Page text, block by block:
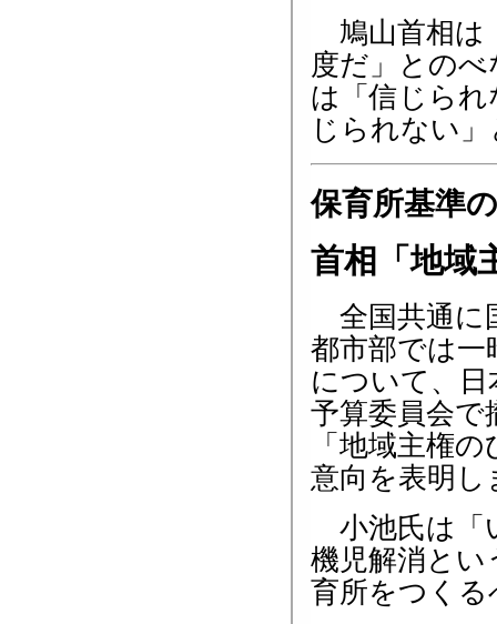
鳩山首相は
度だ」との
は「信じら
じられない
保育所基準
首相「地域
全国共通に
都市部では一
について、日
予算委員会で
「地域主権
意向を表明し
小池氏は「
機児解消と
育所をつく